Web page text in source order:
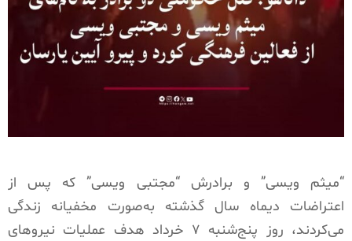
“میثم ویسی” و برادرش “مجتبی ویسی” که پس از
اعتراضات دیماه سال گذشته به‌صورت مخفیانه زندگی
می‌کردند، روز پنج‌شنبه ۷ خرداد هدف عملیات نیروهای